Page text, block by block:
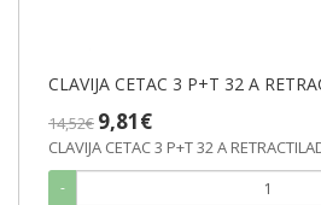
CLAVIJA CETAC 3 P+T 32 A
14,52€ 9,81€
CLAVIJA CETAC 3 P+T 32 A
-